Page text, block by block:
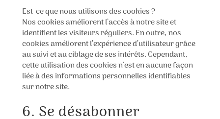
Est-ce que nous utilisons des cookies ?
Nos cookies améliorent l’accès à notre site et
identifient les visiteurs réguliers. En outre, nos
cookies améliorent l’expérience d’utilisateur grâce
au suivi et au ciblage de ses intérêts. Cependant,
cette utilisation des cookies n’est en aucune façon
liée à des informations personnelles identifiables
sur notre site.
6. Se désabonner